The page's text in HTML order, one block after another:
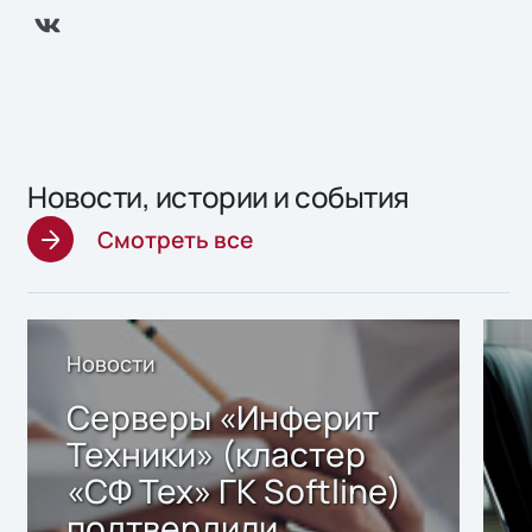
Новости, истории и события
Смотреть все
Новости
Серверы «Инферит
Техники» (кластер
«СФ Тех» ГК Softline)